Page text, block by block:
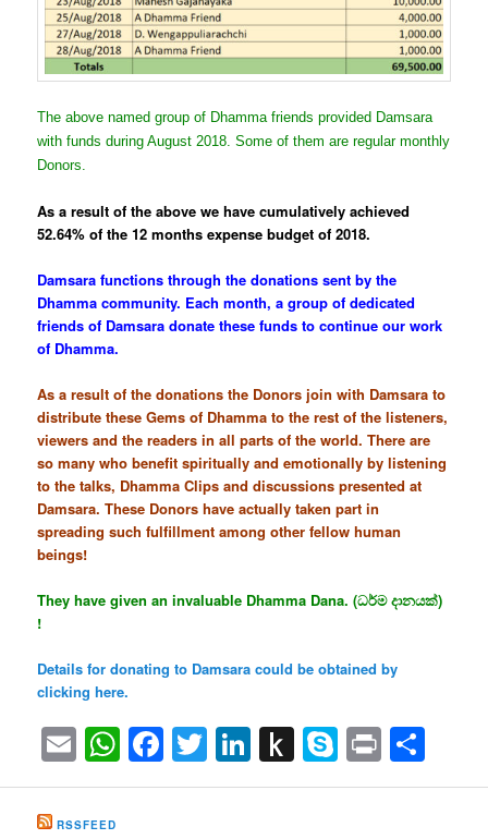
The above named group of Dhamma friends provided Damsara
with funds during August 2018. Some of them are regular monthly
Donors.
As a result of the above we have cumulatively achieved
52.64% of the 12 months expense budget of 2018.
Damsara functions through the donations sent by the
Dhamma community. Each month, a group of dedicated
friends of Damsara donate these funds to continue our work
of Dhamma.
As a result of the donations the Donors join with Damsara to
distribute these Gems of Dhamma to the rest of the listeners,
viewers and the readers in all parts of the world. There are
so many who benefit spiritually and emotionally by listening
to the talks, Dhamma Clips and discussions presented at
Damsara. These Donors have actually taken part in
spreading such fulfillment among other fellow human
beings!
They have given an invaluable Dhamma Dana. (ධර්ම දානයක්)
!
Details for donating to Damsara could be obtained by
clicking here.
EmailWhatsApp
Facebook
Twitter
LinkedIn
Push
to
Skype
Print
RSSFEED